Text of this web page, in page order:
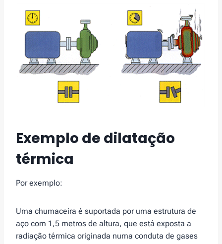
Exemplo de dilatação
térmica
Por exemplo:
Uma chumaceira é suportada por uma estrutura de
aço com 1,5 metros de altura, que está exposta a
radiação térmica originada numa conduta de gases